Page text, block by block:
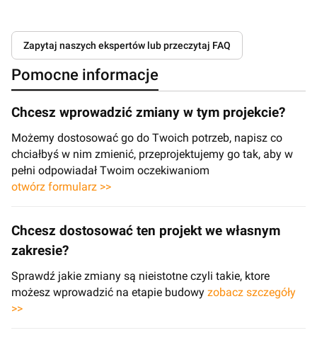
Zapytaj naszych ekspertów lub przeczytaj FAQ
Pomocne informacje
Chcesz wprowadzić zmiany w tym projekcie?
Możemy dostosować go do Twoich potrzeb, napisz co
chciałbyś w nim zmienić, przeprojektujemy go tak, aby w
pełni odpowiadał Twoim oczekiwaniom
otwórz formularz >>
Chcesz dostosować ten projekt we własnym
zakresie?
Sprawdź jakie zmiany są nieistotne czyli takie, ktore
możesz wprowadzić na etapie budowy zobacz szczegóły
>>